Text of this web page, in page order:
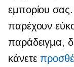
εμπορίου
παρέχουν
παράδειγμα,
κάνετε